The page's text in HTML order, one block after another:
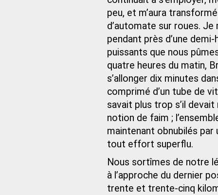
peu, et m’aura
d’automate sur roues.
pendant près d’une
puissants que nous
quatre heures du matin,
s’allonger dix minutes
comprimé d’un tube de
savait plus trop s’il devait
notion de faim ;
maintenant obnubilés
tout effort superflu.
Nous sortîmes de notre
à l’approche du dernier
trente et trente-cinq